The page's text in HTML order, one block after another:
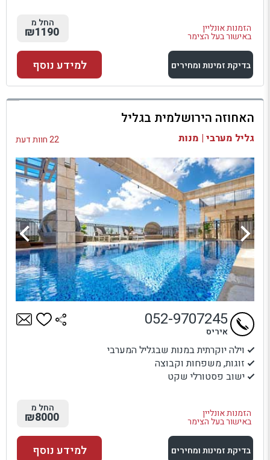
הזמנות אונליין
באישור בעל הצימר
החל מ
₪1190
בדיקת זמינות ומחירים
למתחם זה
בדיקת זמינות ומחירים
למידע נוסף
האחוזה הירושלמית בגליל
גליל מערבי | מנות 22 חוות דעת
וילה יוקרתית במנות שבגליל המערבי
זוגות, משפחות וקבוצה
ישוב פסטורלי שקט
הזמנות אונליין
באישור בעל הצימר
052-9707245
איריס
החל מ
₪8000
בדיקת זמינות ומחירים למידע נוסף